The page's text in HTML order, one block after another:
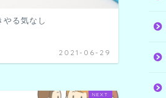
やる気なし
2021-06-29